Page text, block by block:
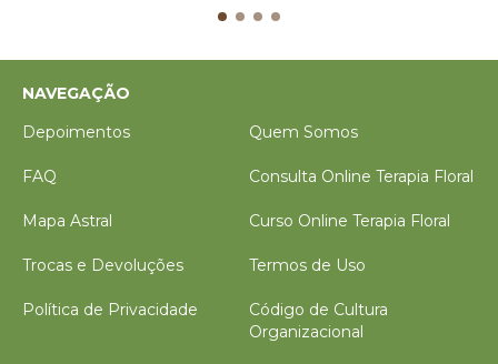
NAVEGAÇÃO
Depoimentos
Quem Somos
FAQ Consulta Online Terapia Floral
Mapa Astral Curso Online Terapia Floral
Trocas e Devoluções Termos de Uso
Política de Privacidade
Código de Cultura
Organizacional